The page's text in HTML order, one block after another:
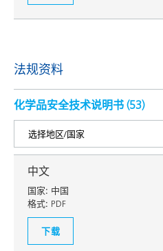
法规资料
化学品安全技术说明书 (53)
中文
国家: 中国
格式: PDF
下载